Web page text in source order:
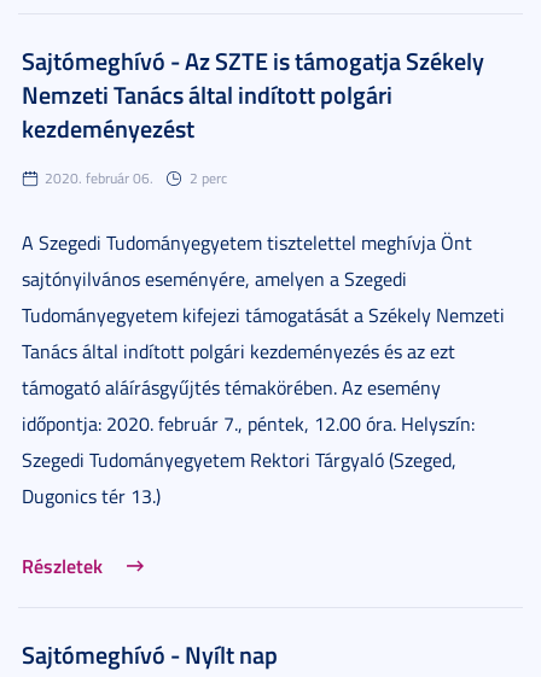
Sajtómeghívó - Az SZTE is támogatja Székely
Nemzeti Tanács által indított polgári
kezdeményezést
2020. február 06. 2 perc
A Szegedi Tudományegyetem tisztelettel meghívja Önt
sajtónyilvános eseményére, amelyen a Szegedi
Tudományegyetem kifejezi támogatását a Székely Nemzeti
Tanács által indított polgári kezdeményezés és az ezt
támogató aláírásgyűjtés témakörében. Az esemény
időpontja: 2020. február 7., péntek, 12.00 óra. Helyszín:
Szegedi Tudományegyetem Rektori Tárgyaló (Szeged,
Dugonics tér 13.)
Részletek
Sajtómeghívó - Nyílt nap